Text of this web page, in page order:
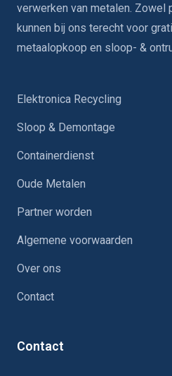
verwerken van metalen. Zowel
kunnen bij ons terecht voor
metaalopkoop en sloop- &
Elektronica Recycling
Sloop & Demontage
Containerdienst
Oude Metalen
Partner worden
Algemene voorwaarden
Over ons
Contact
Contact